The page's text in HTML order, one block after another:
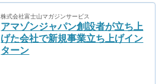
株式会社富士山マガジンサービス
アマゾンジャパン創設者が立ち上
げた会社で新規事業立ち上げイン
ターン